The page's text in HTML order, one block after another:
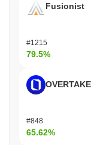
Fusionist
#1215
79.5%
OVERTAKE
#848
65.62%